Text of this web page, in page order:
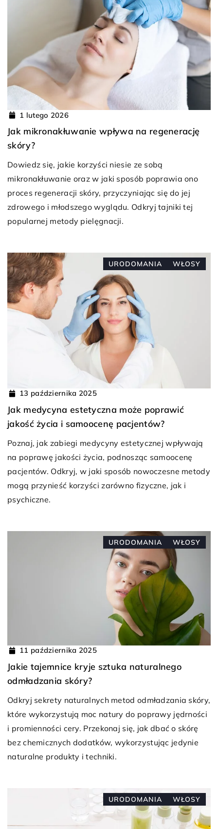
1 lutego 2026
Jak mikronakłuwanie wpływa na regenerację
skóry?
Dowiedz się, jakie korzyści niesie ze sobą
mikronakłuwanie oraz w jaki sposób poprawia ono
proces regeneracji skóry, przyczyniając się do jej
zdrowego i młodszego wyglądu. Odkryj tajniki tej
popularnej metody pielęgnacji.
URODOMANIA WŁOSY
13 października 2025
Jak medycyna estetyczna może poprawić
jakość życia i samoocenę pacjentów?
Poznaj, jak zabiegi medycyny estetycznej wpływają
na poprawę jakości życia, podnosząc samoocenę
pacjentów. Odkryj, w jaki sposób nowoczesne metody
mogą przynieść korzyści zarówno fizyczne, jak i
psychiczne.
URODOMANIA WŁOSY
11 października 2025
Jakie tajemnice kryje sztuka naturalnego
odmładzania skóry?
Odkryj sekrety naturalnych metod odmładzania skóry,
które wykorzystują moc natury do poprawy jędrności
i promienności cery. Przekonaj się, jak dbać o skórę
bez chemicznych dodatków, wykorzystując jedynie
naturalne produkty i techniki.
URODOMANIA WŁOSY